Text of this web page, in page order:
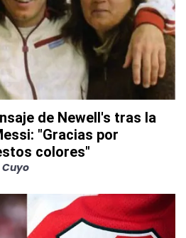
de Newell's tras la
"Gracias por
colores"